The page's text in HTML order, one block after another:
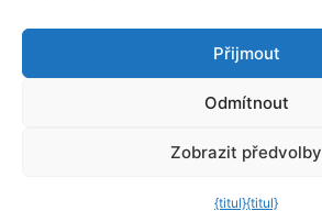
Přijmout
Odmítnout
Zobrazit předvolby
{titul}{titul}